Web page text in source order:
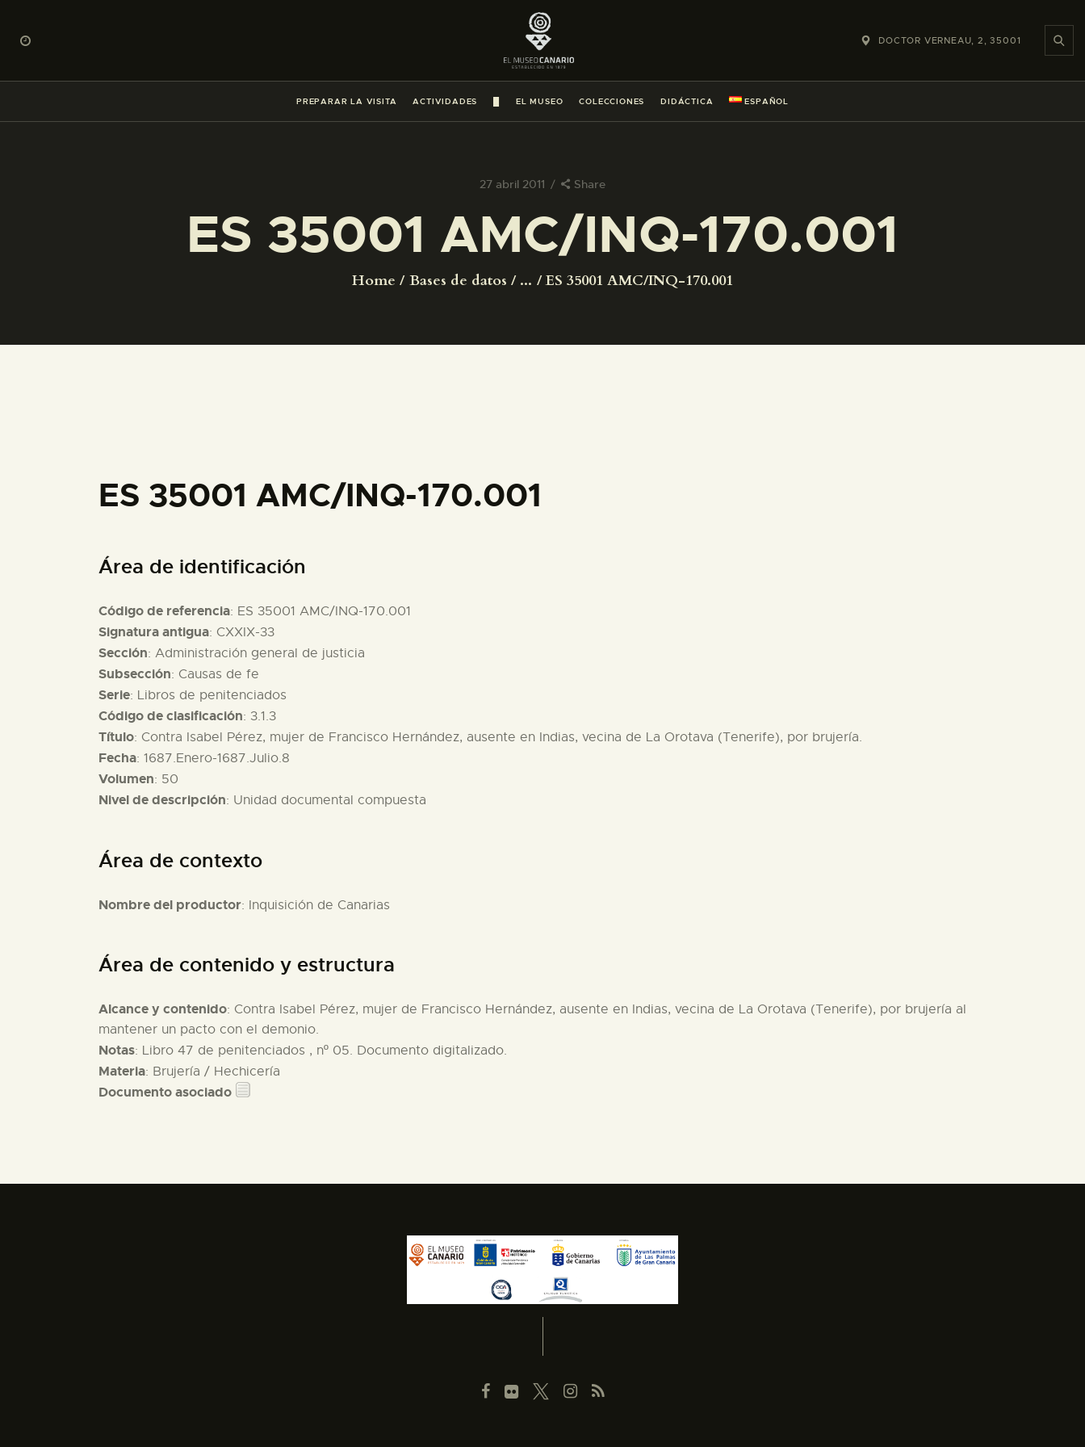
DOCTOR VERNEAU, 2, 35001
PREPARAR LA VISITA ACTIVIDADES EL MUSEO COLECCIONES DIDÁCTICA ESPAÑOL
27 abril 2011 Share
ES 35001 AMC/INQ-170.001
Home Bases de datos ... ES 35001 AMC/INQ-170.001
PREPARAR LA VISITA
ACTIVIDADES
█
COLECCIONES
DIDÁCTICA
█
ES 35001 AMC/INQ-170.001
Área de identificación
Código de referencia: ES 35001 AMC/INQ-170.001
Signatura antigua: CXXIX-33
Sección: Administración general de justicia
Subsección: Causas de fe
Serie: Libros de penitenciados
Código de clasificación: 3.1.3
Título: Contra Isabel Pérez, mujer de Francisco Hernández, ausente en Indias, vecina de La Orotava (Tenerife), por brujería.
Fecha: 1687.Enero-1687.Julio.8
Volumen: 50
Nivel de descripción: Unidad documental compuesta
Área de contexto
Nombre del productor: Inquisición de Canarias
Área de contenido y estructura
Alcance y contenido: Contra Isabel Pérez, mujer de Francisco Hernández, ausente en Indias, vecina de La Orotava (Tenerife), por brujería al
mantener un pacto con el demonio.
Notas: Libro 47 de penitenciados , nº 05. Documento digitalizado.
Materia: Brujería / Hechicería
Documento asociado